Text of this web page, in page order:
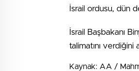
İsrail ordusu, dün
İsrail Başbakanı
talimatını verdiğini
Kaynak: AA /